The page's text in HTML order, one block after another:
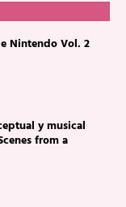
Nintendo Vol. 2
y musical
from a